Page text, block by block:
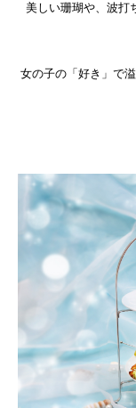
美しい珊瑚や、波打
女の子の「好き」で